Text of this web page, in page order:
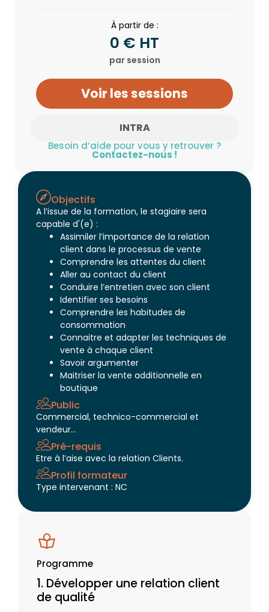
Objectifs
A l’issue de la formation, le stagiaire sera
capable d'(e) :
Assimiler l’importance de la relation
client dans le processus de vente
Comprendre les attentes du client
Aller au contact du client
Conduire l’entretien avec son client
Identifier ses besoins
Comprendre les habitudes de
consommation
Connaitre et adapter les techniques de
vente à chaque client
Savoir argumenter
Maitriser la vente additionnelle en
boutique
Public
Commercial, technico-commercial et
vendeur…
Pré-requis
Etre à l’aise avec la relation Clients.
Profil formateur
Type intervenant : NC
Programme
1. Développer une relation client
de qualité
INTRA
À partir de :
0 € HT
par session
Voir les sessions
Besoin d’aide pour vous y retrouver ?
Contactez-nous !